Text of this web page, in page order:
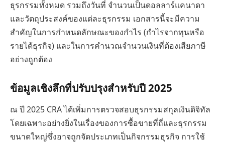
ธุรกรรมทั้งหมด รวมถึงวันที่ จำนวนเป็นดอลลาร์แคนาดา
และวัตถุประสงค์ของแต่ละธุรกรรม เอกสารนี้จะมีความ
สำคัญในการกำหนดลักษณะของกำไร (กำไรจากทุนหรือ
รายได้ธุรกิจ) และในการคำนวณจำนวนเงินที่ต้องเสียภาษี
อย่างถูกต้อง
ข้อมูลเชิงลึกที่ปรับปรุงสำหรับปี 2025
ณ ปี 2025 CRA ได้เพิ่มการตรวจสอบธุรกรรมสกุลเงินดิจิทัล
โดยเฉพาะอย่างยิ่งในเรื่องของการซื้อขายที่ถี่และธุรกรรม
ขนาดใหญ่ซึ่งอาจถูกจัดประเภทเป็นกิจกรรมธุรกิจ การใช้